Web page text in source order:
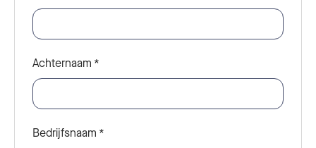
Achternaam *
Bedrijfsnaam *